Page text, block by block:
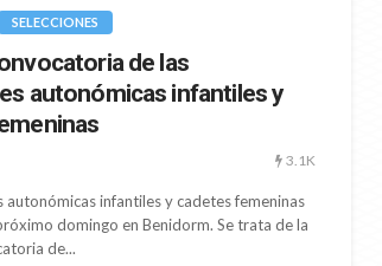
SELECCIONES
de las
autonómicas infantiles y
3.1K
autonómicas infantiles y cadetes femeninas
domingo en Benidorm. Se trata de la
de...